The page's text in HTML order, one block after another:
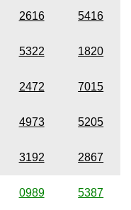
2616 5416
5322 1820
2472 7015
4973 5205
3192 2867
0989 5387